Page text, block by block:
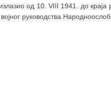
од 10. VIII 1941. до краја
руководства